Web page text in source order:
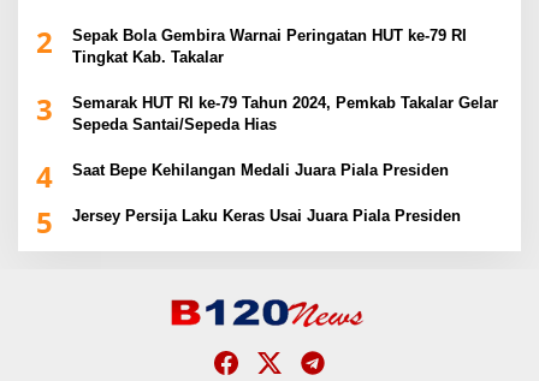
2
Sepak Bola Gembira Warnai Peringatan HUT ke-79 RI
Tingkat Kab. Takalar
3
Semarak HUT RI ke-79 Tahun 2024, Pemkab Takalar Gelar
Sepeda Santai/Sepeda Hias
4 Saat Bepe Kehilangan Medali Juara Piala Presiden
5 Jersey Persija Laku Keras Usai Juara Piala Presiden